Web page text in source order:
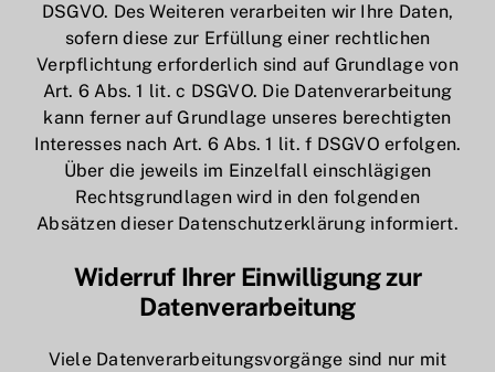
DSGVO. Des Weiteren verarbeiten wir Ihre Daten,
sofern diese zur Erfüllung einer rechtlichen
Verpflichtung erforderlich sind auf Grundlage von
Art. 6 Abs. 1 lit. c DSGVO. Die Datenverarbeitung
kann ferner auf Grundlage unseres berechtigten
Interesses nach Art. 6 Abs. 1 lit. f DSGVO erfolgen.
Über die jeweils im Einzelfall einschlägigen
Rechtsgrundlagen wird in den folgenden
Absätzen dieser Datenschutzerklärung informiert.
Widerruf Ihrer Einwilligung zur
Datenverarbeitung
Viele Datenverarbeitungsvorgänge sind nur mit